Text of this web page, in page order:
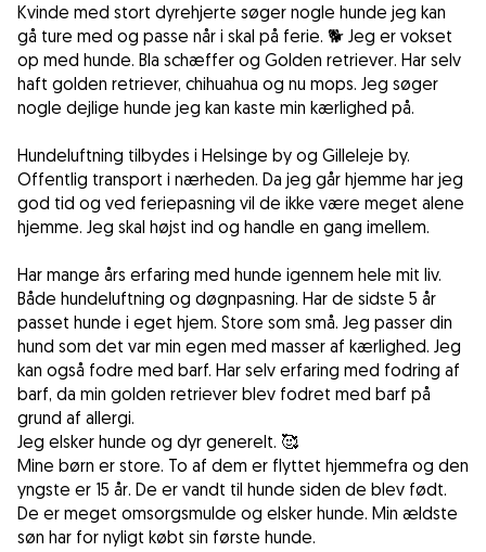
Kvinde med stort dyrehjerte søger nogle hunde jeg kan
gå ture med og passe når i skal på ferie. 🐕 Jeg er vokset
op med hunde. Bla schæffer og Golden retriever. Har selv
haft golden retriever, chihuahua og nu mops. Jeg søger
nogle dejlige hunde jeg kan kaste min kærlighed på.
Hundeluftning tilbydes i Helsinge by og Gilleleje by.
Offentlig transport i nærheden. Da jeg går hjemme har jeg
god tid og ved feriepasning vil de ikke være meget alene
hjemme. Jeg skal højst ind og handle en gang imellem.
Har mange års erfaring med hunde igennem hele mit liv.
Både hundeluftning og døgnpasning. Har de sidste 5 år
passet hunde i eget hjem. Store som små. Jeg passer din
hund som det var min egen med masser af kærlighed. Jeg
kan også fodre med barf. Har selv erfaring med fodring af
barf, da min golden retriever blev fodret med barf på
grund af allergi.
Jeg elsker hunde og dyr generelt. 🥰
Mine børn er store. To af dem er flyttet hjemmefra og den
yngste er 15 år. De er vandt til hunde siden de blev født.
De er meget omsorgsmulde og elsker hunde. Min ældste
søn har for nyligt købt sin første hunde.